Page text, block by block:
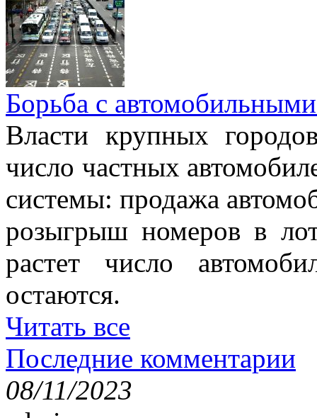
Борьба с
Власти крупных
число частных
системы: продажа
розыгрыш номеров в
растет число
остаются.
Читать все
Последние комментарии
08/11/2023